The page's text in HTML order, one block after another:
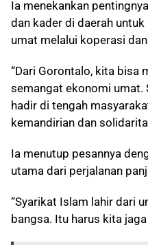
Ia menekankan
dan kader di daerah
umat melalui koperasi
“Dari Gorontalo, kita bisa
semangat ekonomi umat.
hadir di tengah
kemandirian dan
Ia menutup pesannya
utama dari perjalanan
“Syarikat Islam lahir dari
bangsa. Itu harus kita